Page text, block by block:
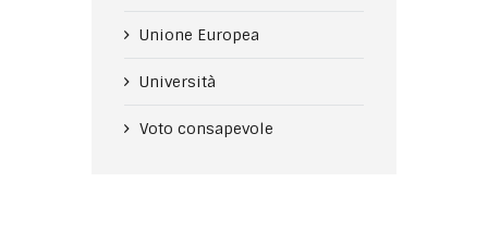
Unione Europea
Università
Voto consapevole